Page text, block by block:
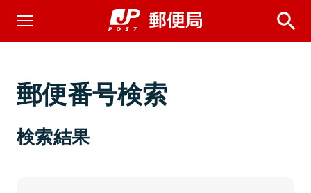
郵便番号検索
検索結果